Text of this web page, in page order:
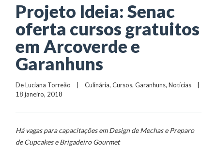
Projeto Ideia: Senac
oferta cursos gratuitos
em Arcoverde e
Garanhuns
De Luciana Torreão
    |
Culinária, Cursos, Garanhuns, Notícias
18 janeiro, 2018
Há vagas para capacitações em Design de Mechas e Preparo
de Cupcakes e Brigadeiro Gourmet